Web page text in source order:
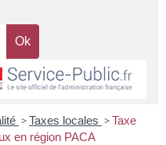
>Taxes locales >Taxe
en région PACA